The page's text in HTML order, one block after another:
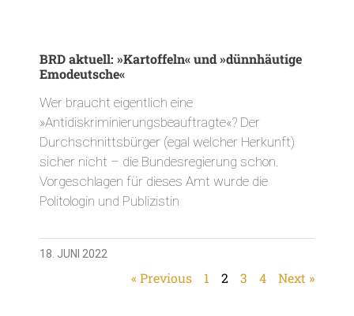
BRD aktuell: »Kartoffeln« und »dünnhäutige
Emodeutsche«
Wer braucht eigentlich eine
»Antidiskriminierungsbeauftragte«? Der
Durchschnittsbürger (egal welcher Herkunft)
sicher nicht – die Bundesregierung schon.
Vorgeschlagen für dieses Amt wurde die
Politologin und Publizistin
18. JUNI 2022
« Previous 1 2 3 4 Next »